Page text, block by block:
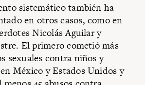
sistemático también ha
en otros casos, como en
Nicolás Aguilar y
El primero cometió más
sexuales contra niños y
México y Estados Unidos y